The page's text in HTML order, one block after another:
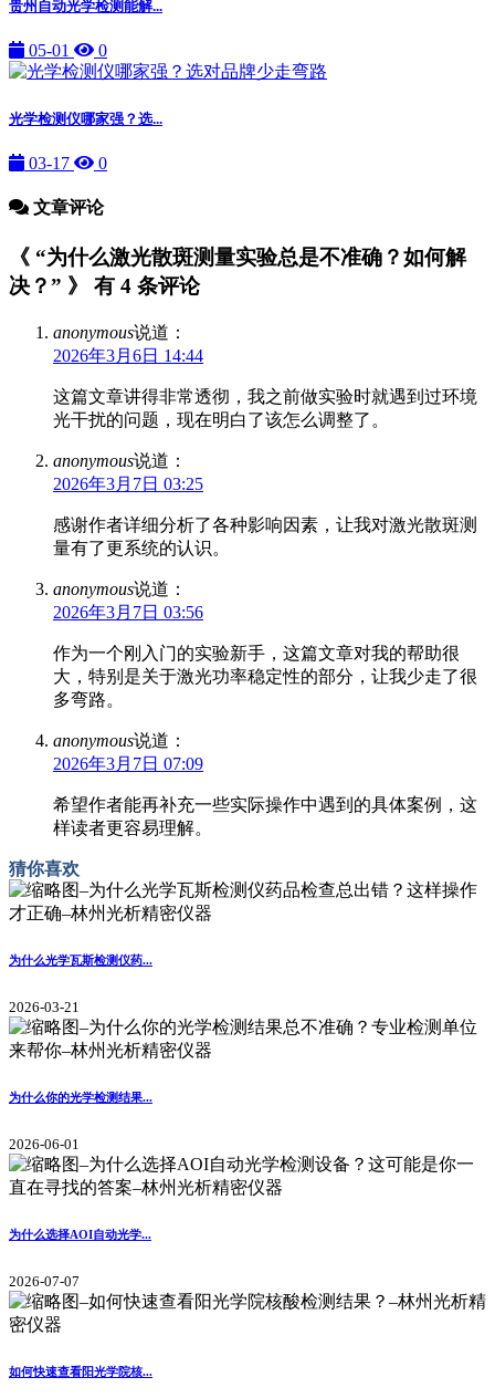
贵州自动光学检测能解...
05-01 0
光学检测仪哪家强？选...
03-17 0
文章评论
《 “为什么激光散斑测量实验总是不准确？如何解
决？” 》 有 4 条评论
anonymous说道：
2026年3月6日 14:44
这篇文章讲得非常透彻，我之前做实验时就遇到过环境
光干扰的问题，现在明白了该怎么调整了。
anonymous说道：
2026年3月7日 03:25
感谢作者详细分析了各种影响因素，让我对激光散斑测
量有了更系统的认识。
anonymous说道：
2026年3月7日 03:56
作为一个刚入门的实验新手，这篇文章对我的帮助很
大，特别是关于激光功率稳定性的部分，让我少走了很
多弯路。
anonymous说道：
2026年3月7日 07:09
希望作者能再补充一些实际操作中遇到的具体案例，这
样读者更容易理解。
猜你喜欢
为什么光学瓦斯检测仪药...
2026-03-21
为什么你的光学检测结果...
2026-06-01
为什么选择AOI自动光学...
2026-07-07
如何快速查看阳光学院核...